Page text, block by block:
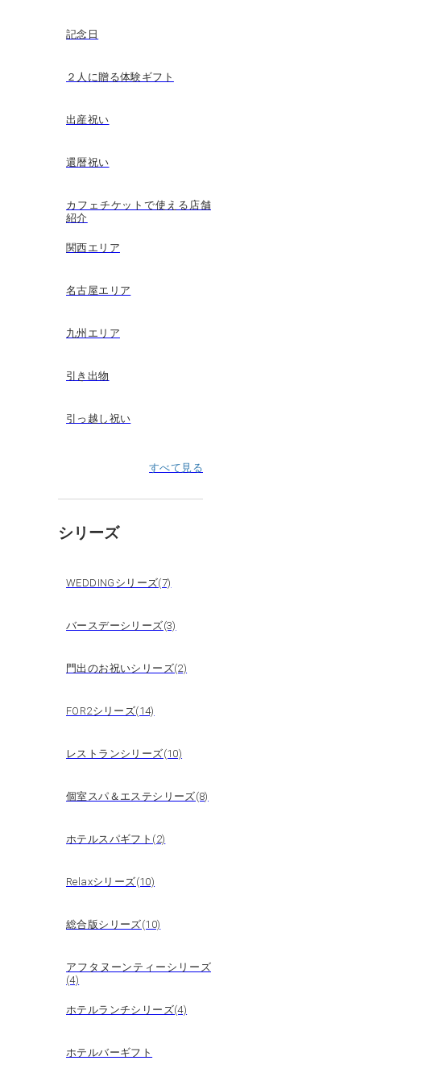
記念日
２人に贈る体験ギフト
出産祝い
還暦祝い
カフェチケットで使える店舗
紹介
関西エリア
名古屋エリア
九州エリア
引き出物
引っ越し祝い
すべて見る
シリーズ
WEDDINGシリーズ(7)
バースデーシリーズ(3)
門出のお祝いシリーズ(2)
FOR2シリーズ(14)
レストランシリーズ(10)
個室スパ＆エステシリーズ(8)
ホテルスパギフト(2)
Relaxシリーズ(10)
総合版シリーズ(10)
アフタヌーンティーシリーズ
(4)
ホテルランチシリーズ(4)
ホテルバーギフト